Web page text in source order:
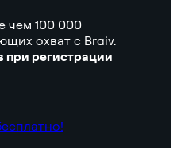
чем 100 000
охват с Braiv.
при регистрации